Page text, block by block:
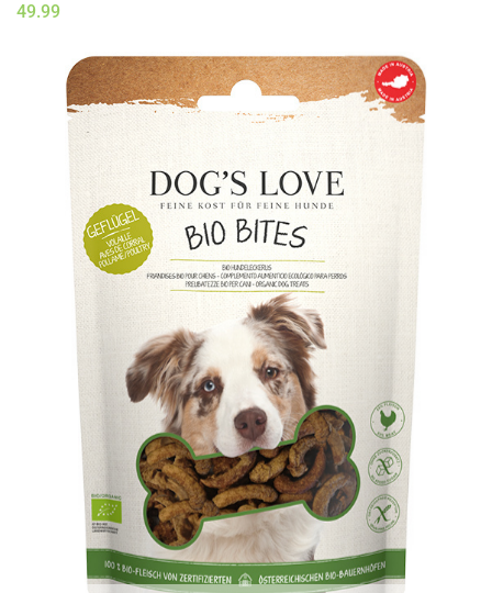
49.99